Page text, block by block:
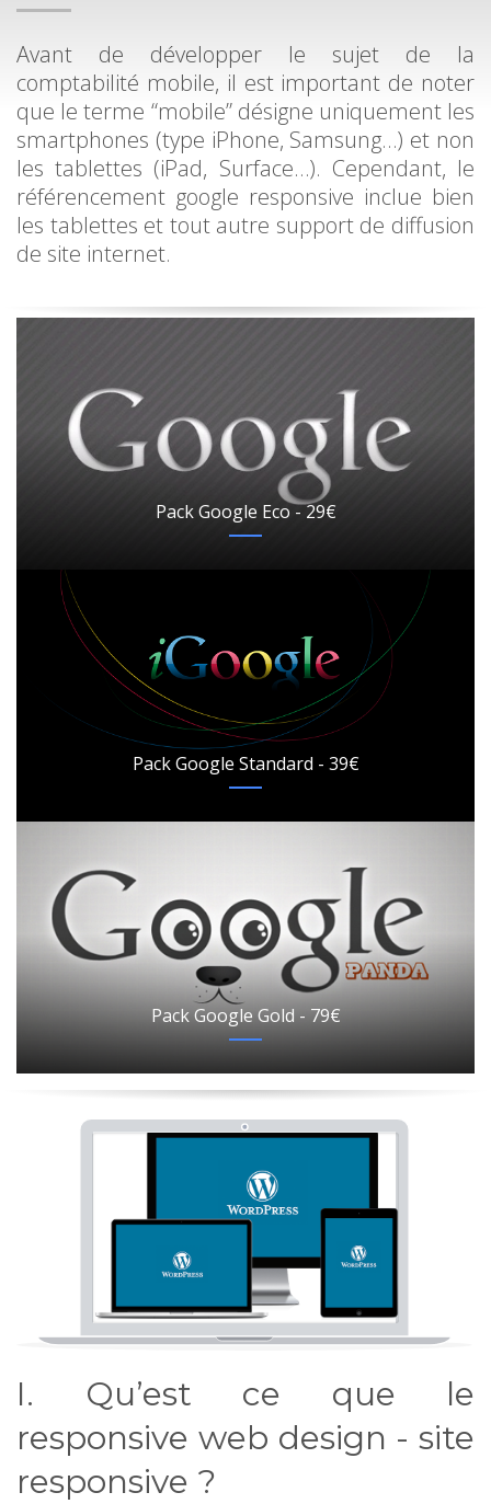
Avant de développer le sujet de la
comptabilité mobile, il est important de noter
que le terme “mobile” désigne uniquement les
smartphones (type iPhone, Samsung…) et non
les tablettes (iPad, Surface…). Cependant, le
référencement google responsive inclue bien
les tablettes et tout autre support de diffusion
de site internet.
Pack Google Eco - 29€
Pack Google Standard - 39€
Pack Google Gold - 79€
I. Qu’est ce que le
responsive web design - site
responsive ?